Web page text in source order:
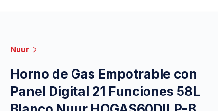
Nuur
Horno de Gas Empotrable con
Panel Digital 21 Funciones 58L